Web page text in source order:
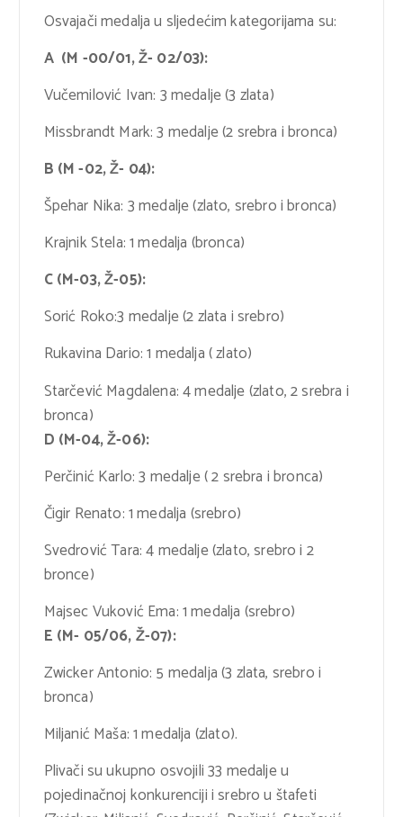
Osvajači medalja u sljedećim kategorijama su:
A (M -00/01, Ž- 02/03):
Vučemilović Ivan: 3 medalje (3 zlata)
Missbrandt Mark: 3 medalje (2 srebra i bronca)
B (M -02, Ž- 04):
Špehar Nika: 3 medalje (zlato, srebro i bronca)
Krajnik Stela: 1 medalja (bronca)
C (M-03, Ž-05):
Sorić Roko:3 medalje (2 zlata i srebro)
Rukavina Dario: 1 medalja ( zlato)
Starčević Magdalena: 4 medalje (zlato, 2 srebra i
bronca)
D (M-04, Ž-06):
Perčinić Karlo: 3 medalje ( 2 srebra i bronca)
Čigir Renato: 1 medalja (srebro)
Svedrović Tara: 4 medalje (zlato, srebro i 2
bronce)
Majsec Vuković Ema: 1 medalja (srebro)
E (M- 05/06, Ž-07):
Zwicker Antonio: 5 medalja (3 zlata, srebro i
bronca)
Miljanić Maša: 1 medalja (zlato).
Plivači su ukupno osvojili 33 medalje u
pojedinačnoj konkurenciji i srebro u štafeti